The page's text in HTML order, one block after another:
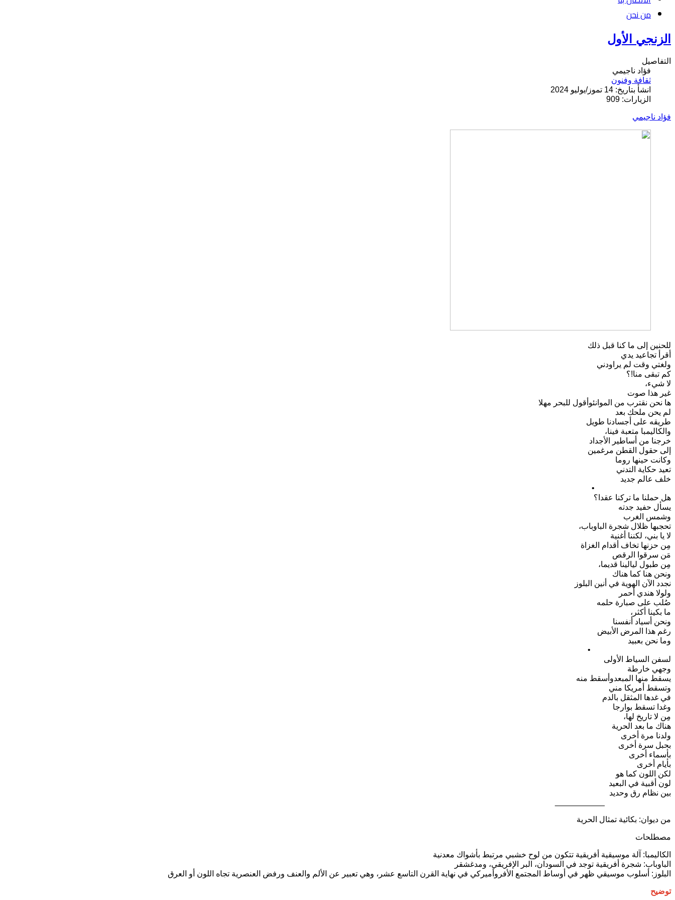
من نحن
الزنجي الأول
التفاصيل
فؤاد ناجيمي
ثقافة وفنون
انشأ بتاريخ: 14 تموز/يوليو 2024
الزيارات: 909
فؤاد ناجيمي
للحنين إلى ما كنا قبل ذلك
أقرأ تجاعيد يدي
ولغتي وقت لم يراودني
كم تبقى منا!؟
لا شيء،
غير هذا صوت
ها نحن نقترب من الموانئوأقول للبحر مهلا
لم يحن ملحك بعد
طريقه على أجسادنا طويل
والكاليمبا متعبة فينا،
خرجنا من أساطير الأجداد
إلى حقول القطن مرغمين
وكانت حينها روما
تعيد حكاية التدني
خلف عالم جديد
•
هل حملنا ما تركنا عقدا؟
يسأل حفيد جدته
وشمس الغرب
تحجبها ظلال شجرة الباوباب،
لا يا بني، لكننا أغنية
مِن حزنها تخاف أقدام الغزاة
مَن سرقوا الرقص
مِن طبول ليالينا قديما،
ونحن هنا كما هناك
نجدد الآن الهوية في أنين البلوز
ولولا هندي أحمر
صُلب على صبارة حلمه
ما بكينا أكثر،
ونحن أسياد أنفسنا
رغم هذا المرض الأبيض
وما نحن بعبيد
•
لسفن السياط الأولى
وجهي خارطة
يسقط منها المبعدوأسقط منه
وتسقط أمريكا مني
في غدها المثقل بالدم
وغدا تسقط بوارجا
مِن لا تاريخ لها،
هناك ما بعد الحرية
ولدنا مرة أخرى
بحبل سرة أخرى
بأسماء أخرى
بأيام أخرى
لكن اللون كما هو
لون أقبية في البعيد
بين نظام رق وحديد
من ديوان: بكائية تمثال الحرية
مصطلحات
الكاليمبا: آلة موسيقية أفريقية تتكون من لوح خشبي مرتبط بأشواك معدنية
الباوباب: شجرة أفريقية توجد في السودان، البر الإفريقي، ومدغشقر
البلوز: أسلوب موسيقي ظهر في أوساط المجتمع الأفروأميركي في نهاية القرن التاسع عشر، وهي تعبير عن الألم والعنف ورفض العنصرية تجاه اللون أو العرق
توضيح